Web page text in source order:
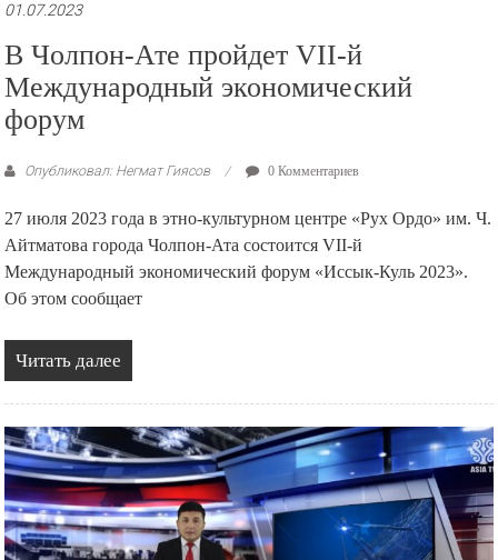
01.07.2023
В Чолпон-Ате пройдет VII-й
Международный экономический
форум
Опубликовал: Негмат Гиясов 0 Комментариев
27 июля 2023 года в этно-культурном центре «Рух Ордо» им. Ч.
Айтматова города Чолпон-Ата состоится VII-й
Международный экономический форум «Иссык-Куль 2023».
Об этом сообщает
Читать далее